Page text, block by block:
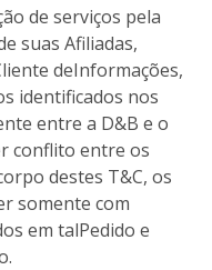
de serviços pela
suas Afiliadas,
deInformações,
identificados nos
entre a D&B e o
conflito entre os
destes T&C, os
somente com
em talPedido e